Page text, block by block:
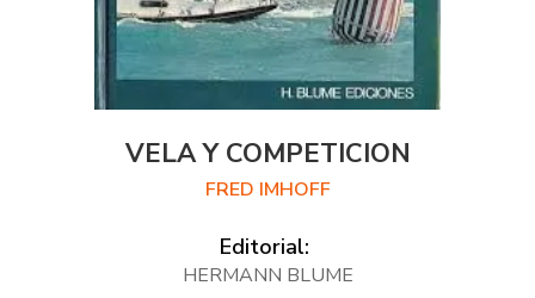
VELA Y COMPETICION
FRED IMHOFF
Editorial:
HERMANN BLUME